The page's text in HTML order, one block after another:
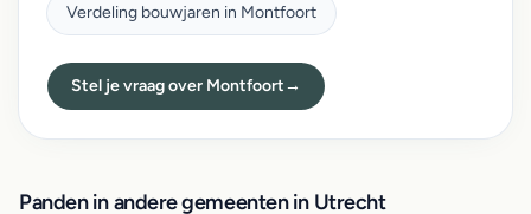
Verdeling bouwjaren in Montfoort
Stel je vraag over Montfoort→
Panden in andere gemeenten in Utrecht